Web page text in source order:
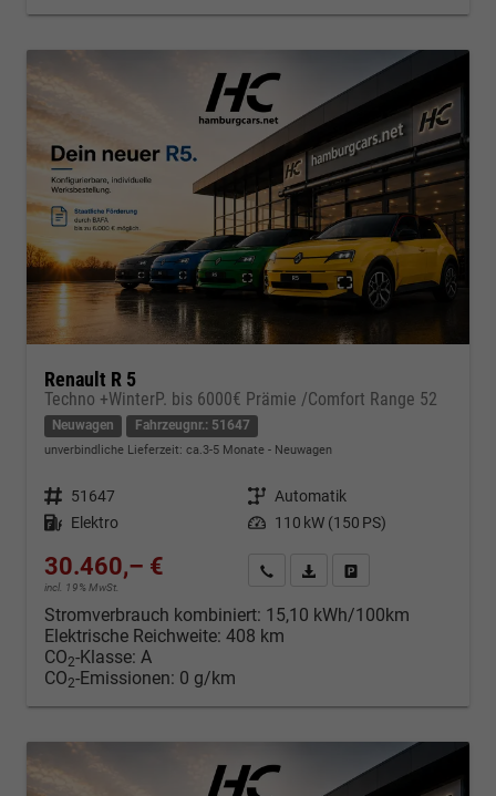
Renault R 5
Techno +WinterP. bis 6000€ Prämie /Comfort Range 52
Neuwagen Fahrzeugnr.: 51647
unverbindliche Lieferzeit: ca.3-5 Monate Neuwagen
Fahrzeugnr. 51647 Getriebe Automatik
Kraftstoff Elektro Leistung 110 kW (150 PS)
30.460,– €
incl. 19% MwSt.
Kontakt & Angebot anfordern
PDF-Datei, Fahrzeugexposé
Stromverbrauch kombiniert: 15,10 kWh/100km
Elektrische Reichweite: 408 km
CO2-Klasse: A
CO2-Emissionen: 0 g/km